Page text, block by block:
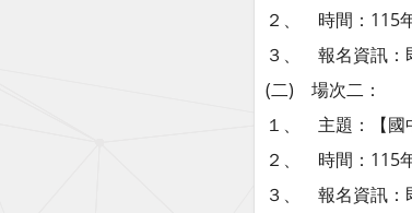
２、 時間：115
３、 報名資訊：
(二) 場次二：
１、 主題：【國
２、 時間：115
３、 報名資訊：